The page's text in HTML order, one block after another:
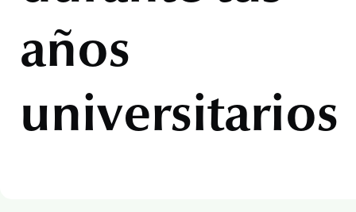
años
universitarios